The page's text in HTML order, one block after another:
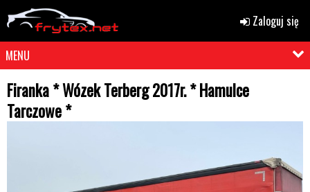
Zaloguj się
MENU
Firanka * Wózek Terberg 2017r. * Hamulce
Tarczowe *